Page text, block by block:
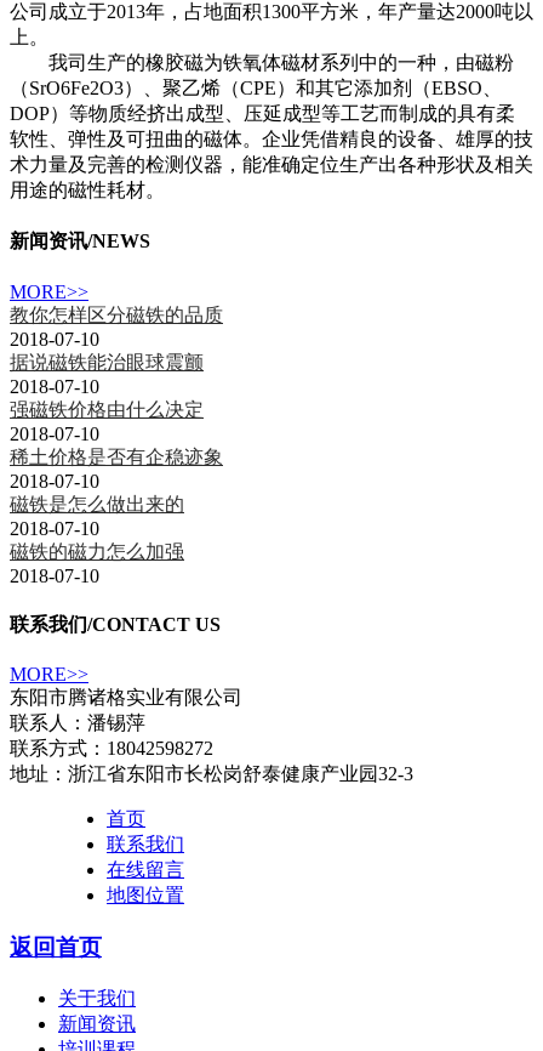
公司成立于2013年，占地面积1300平方米，年产量达2000吨以
上。
我司生产的橡胶磁为铁氧体磁材系列中的一种，由磁粉
（SrO6Fe2O3）、聚乙烯（CPE）和其它添加剂（EBSO、
DOP）等物质经挤出成型、压延成型等工艺而制成的具有柔
软性、弹性及可扭曲的磁体。企业凭借精良的设备、雄厚的技
术力量及完善的检测仪器，能准确定位生产出各种形状及相关
用途的磁性耗材。
新闻资讯/NEWS
MORE>>
教你怎样区分磁铁的品质
2018-07-10
据说磁铁能治眼球震颤
2018-07-10
强磁铁价格由什么决定
2018-07-10
稀土价格是否有企稳迹象
2018-07-10
磁铁是怎么做出来的
2018-07-10
磁铁的磁力怎么加强
2018-07-10
联系我们/CONTACT US
MORE>>
东阳市腾诸格实业有限公司
联系人：潘锡萍
联系方式：18042598272
地址：浙江省东阳市长松岗舒泰健康产业园32-3
首页
联系我们
在线留言
地图位置
返回首页
关于我们
新闻资讯